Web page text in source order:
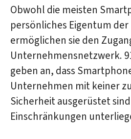
Obwohl die meisten
persönliches Eigentum
ermöglichen sie den
Unternehmensnetzwerk.
geben an, dass
Unternehmen mit keiner
Sicherheit ausgerüstet
Einschränkungen